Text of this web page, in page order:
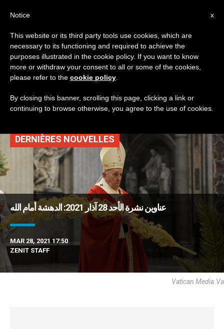
TAG
Posts Tagged ‘قائد
المئة’
DERNIÈRES NOUVELLES
عناوين نشرة الأحد 28 آذار 2021: الدهشة أمام الله
MAR 28, 2021 17:50
ZENIT STAFF
Vatican Media.va
x
Notice
This website or its third party tools use cookies, which are
necessary to its functioning and required to achieve the
purposes illustrated in the cookie policy. If you want to know
more or withdraw your consent to all or some of the cookies,
please refer to the cookie policy
By closing this banner, scrolling this page, clicking a link or
continuing to browse otherwise, you agree to the use of cookies.